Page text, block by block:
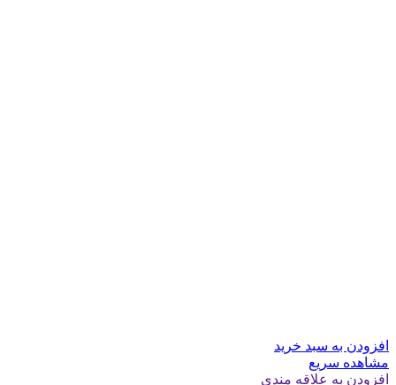
افزودن به سبد خرید
مشاهده سریع
افزودن به علاقه مندی